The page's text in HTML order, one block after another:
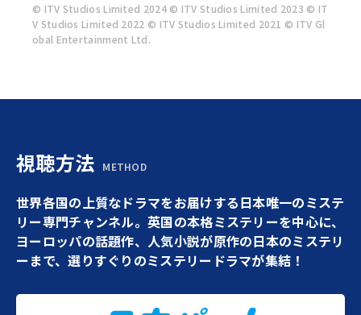
© ITV Studios Limited 2024 © ITV Studios Limited 2023 © IT
V Studios Limited 2022 © ITV Studios Limited 2021 © ITV Gl
obal Entertainment Ltd.
視聴方法 METHOD
世界各国の上質なドラマをお届けする日本唯一のミステ
リー専門チャンネル。英国の本格ミステリーを中心に、
ヨーロッパの話題作、人気小説が原作の日本のミステリ
ーまで、選りすぐりのミステリードラマが集結！